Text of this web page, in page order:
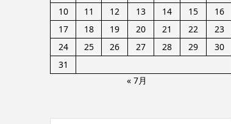
10
11 12 13 14 15
16
17
18 19 20 21 22
23
24
25 26 27 28 29
30
31
« 7月